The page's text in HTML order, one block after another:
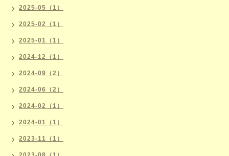
2025-05（1）
2025-02（1）
2025-01（1）
2024-12（1）
2024-09（2）
2024-06（2）
2024-02（1）
2024-01（1）
2023-11（1）